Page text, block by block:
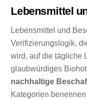
Lebensmittel
Lebensmittel und
Verifizierungslogik,
wird, auf die tägliche
glaubwürdiges
nachhaltige
Kategorien